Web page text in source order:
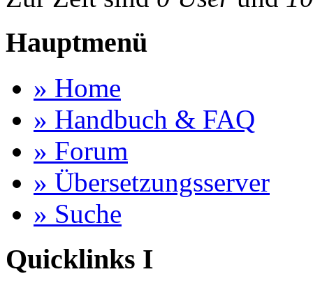
Hauptmenü
» Home
» Handbuch & FAQ
» Forum
» Übersetzungsserver
» Suche
Quicklinks I